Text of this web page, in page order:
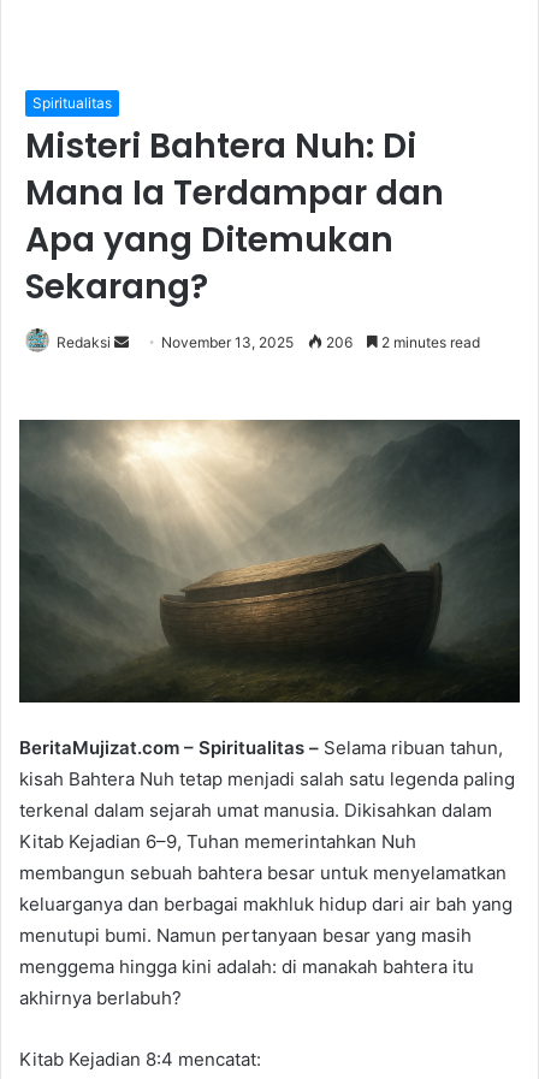
Spiritualitas
Misteri Bahtera Nuh: Di
Mana Ia Terdampar dan
Apa yang Ditemukan
Sekarang?
Redaksi
d
a
n
e
November 13, 2025 206 2 minutes read
BeritaMujizat.com – Spiritualitas – Selama ribuan tahun,
kisah Bahtera Nuh tetap menjadi salah satu legenda paling
terkenal dalam sejarah umat manusia. Dikisahkan dalam
Kitab Kejadian 6–9, Tuhan memerintahkan Nuh
membangun sebuah bahtera besar untuk menyelamatkan
keluarganya dan berbagai makhluk hidup dari air bah yang
menutupi bumi. Namun pertanyaan besar yang masih
menggema hingga kini adalah: di manakah bahtera itu
akhirnya berlabuh?
Kitab Kejadian 8:4 mencatat: